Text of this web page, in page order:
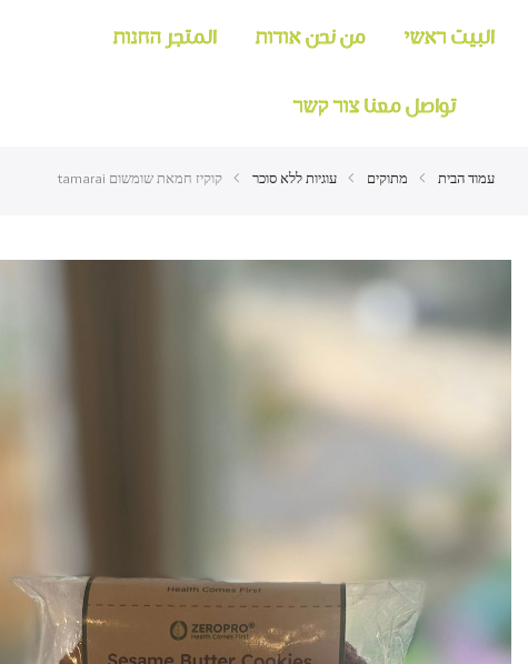
البيت ראשי من نحن אודות المتجر החנות
تواصل معنا צור קשר
עמוד הבית מתוקים עוגיות ללא סוכר קוקיז חמאת שומשום tamarai